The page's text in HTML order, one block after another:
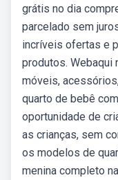
grátis no dia
parcelado sem
incríveis ofertas e
produtos. Webaqui
móveis,
quarto de bebê
oportunidade de
as crianças, sem
os modelos de
menina completo